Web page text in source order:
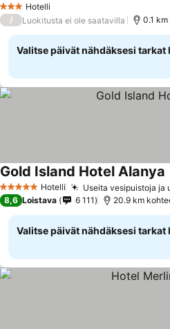
3 Tähtiluokitus
Hotelli
/ Luokitusta ei ole saatavilla 0.1
Valitse päivät nähdäksesi tarkat
5 Tähtiluokitus
Hotelli Useita vesipuistoja ja
Gold Island Hotel Alanya
8,6 Loistava 6 111 20.9 km
Valitse päivät nähdäksesi tarkat